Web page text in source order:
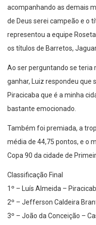
acompanhando as demais
de Deus serei campeão e o
representou a equipe
os títulos de Barretos,
Ao ser perguntando se teria
ganhar, Luiz respondeu que
Piracicaba que é a minha
bastante emocionado.
Também foi premiada, a
média de 44,75 pontos, e o
Copa 90 da cidade de
Classificação Final
1º – Luís Almeida –
2º – Jefferson Caldeira
3º – João da Conceição –